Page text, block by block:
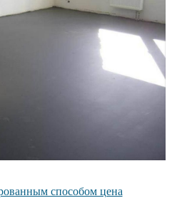
способом цена